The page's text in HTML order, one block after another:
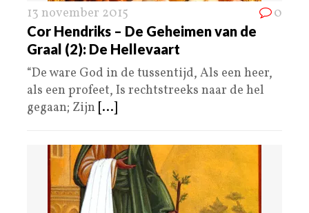
13 november 2015 0
Cor Hendriks – De Geheimen van de
Graal (2): De Hellevaart
“De ware God in de tussentijd, Als een heer,
als een profeet, Is rechtstreeks naar de hel
gegaan; Zijn [...]